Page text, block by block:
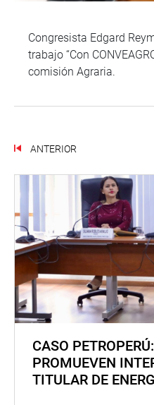
Congresista Edgard
trabajo “Con
comisión Agraria.
ANTERIOR
CASO
PROMUEVEN
TITULAR DE